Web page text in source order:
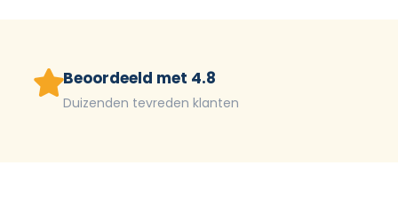
Beoordeeld met 4.8
Duizenden tevreden klanten